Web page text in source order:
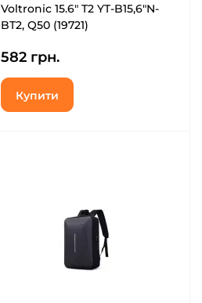
Voltronic 15.6" T2 YT-B15,6"N-
BT2, Q50 (19721)
582 грн.
Купити